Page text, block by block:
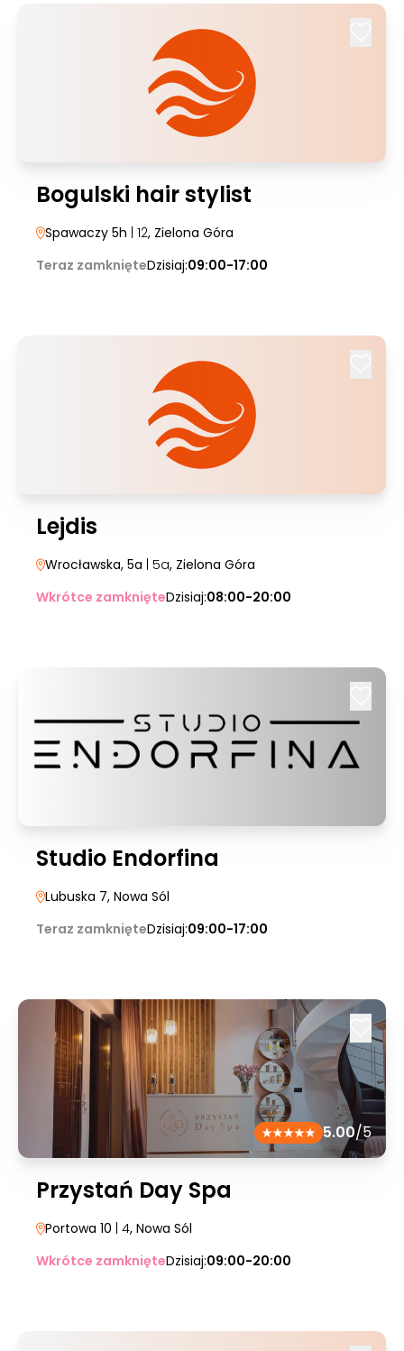
Bogulski hair stylist
Spawaczy 5h | 12, Zielona Góra
Teraz zamknięteDzisiaj:09:00-17:00
Lejdis
Wrocławska, 5a | 5a, Zielona Góra
Wkrótce zamknięteDzisiaj:08:00-20:00
Studio Endorfina
Lubuska 7, Nowa Sól
Teraz zamknięteDzisiaj:09:00-17:00
5.00/5
Przystań Day Spa
Portowa 10 | 4, Nowa Sól
Wkrótce zamknięteDzisiaj:09:00-20:00